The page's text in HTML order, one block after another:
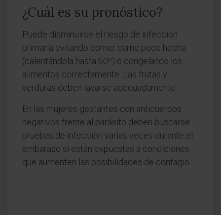
¿Cuál es su pronóstico?
Puede disminuirse el riesgo de infección
primaria evitando comer carne poco hecha
(calentándola hasta 60º) o congelando los
alimentos correctamente. Las frutas y
verduras deben lavarse adecuadamente.
En las mujeres gestantes con anticuerpos
negativos frente al parásito deben buscarse
pruebas de infección varias veces durante el
embarazo si están expuestas a condiciones
que aumenten las posibilidades de contagio.